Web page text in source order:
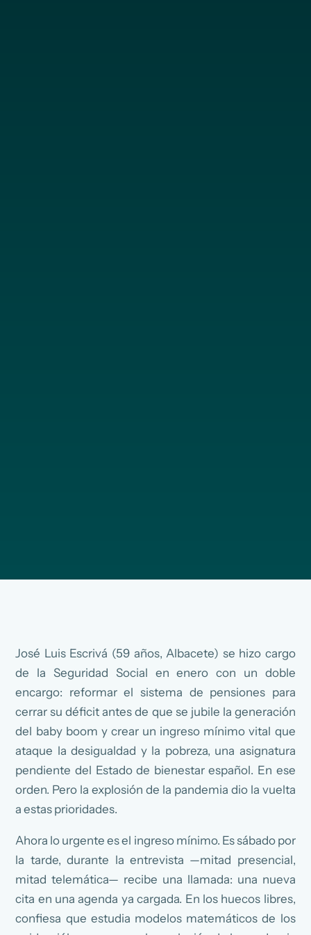
José Luis Escrivá (59 años, Albacete) se hizo cargo
de la Seguridad Social en enero con un doble
encargo: reformar el sistema de pensiones para
cerrar su déficit antes de que se jubile la generación
del baby boom y crear un ingreso mínimo vital que
ataque la desigualdad y la pobreza, una asignatura
pendiente del Estado de bienestar español. En ese
orden. Pero la explosión de la pandemia dio la vuelta
a estas prioridades.
Ahora lo urgente es el ingreso mínimo. Es sábado por
la tarde, durante la entrevista —mitad presencial,
mitad telemática— recibe una llamada: una nueva
cita en una agenda ya cargada. En los huecos libres,
confiesa que estudia modelos matemáticos de los